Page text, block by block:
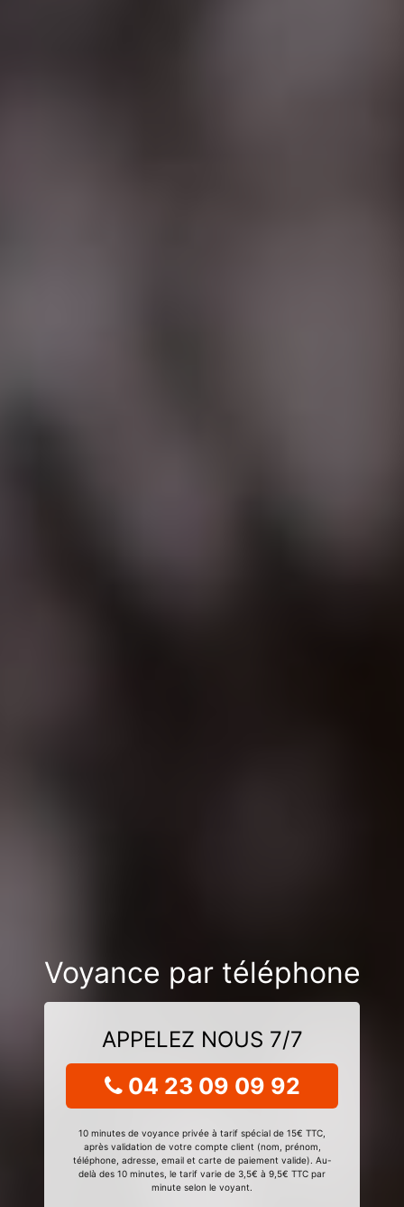
Voyance par téléphone
APPELEZ NOUS 7/7
04 23 09 09 92
10 minutes de voyance privée à tarif spécial de 15€ TTC,
après validation de votre compte client (nom, prénom,
téléphone, adresse, email et carte de paiement valide). Au-
delà des 10 minutes, le tarif varie de 3,5€ à 9,5€ TTC par
minute selon le voyant.